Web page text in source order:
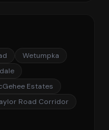
Wetumpka
Estates
Road Corridor